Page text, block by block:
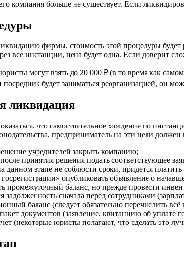
компания больше не существует. Если
фирмы, стоимость этой процедуры
все инстанции, цена будет одна. Если доверит
могут взять до 20 000 ₽ (в то время как
будет заниматься реорганизацией, он
ликвидация
что самостоятельное хождение по
предприниматель на эти цели
учредителей закрыть компанию;
принятия решения подать соответствующее
данном этапе не соблюсти сроки, придется
опубликовать объявление о
промежуточный баланс, но прежде провести
задолженность сначала перед сотрудниками
баланс (следует обязательно перечислить
документов (заявление, квитанцию об
(некоторые юристы полагают, что сделать это